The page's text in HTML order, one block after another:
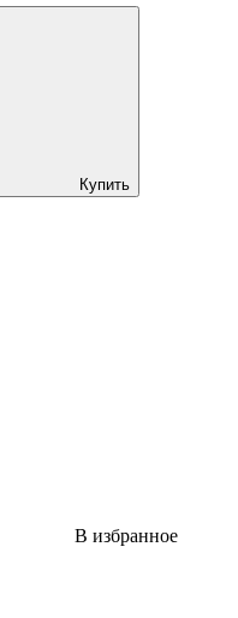
Купить
В избранное